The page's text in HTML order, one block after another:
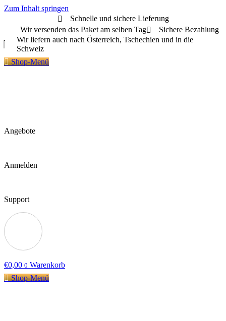
Zum Inhalt springen
Schnelle und sichere Lieferung
Wir versenden das Paket am selben Tag
Sichere Bezahlung
Wir liefern auch nach Österreich, Tschechien und in die
Schweiz
Shop-Menü
Angebote
Anmelden
Support
€0,00 0 Warenkorb
Shop-Menü